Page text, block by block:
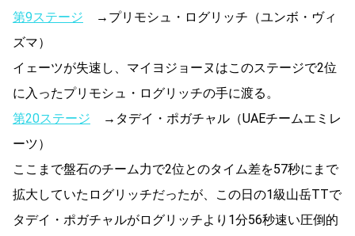
第9ステージ →プリモシュ・ログリッチ（ユンボ・ヴィ
ズマ）
イェーツが失速し、マイヨジョーヌはこのステージで2位
に入ったプリモシュ・ログリッチの手に渡る。
第20ステージ →タデイ・ポガチャル（UAEチームエミレ
ーツ）
ここまで盤石のチーム力で2位とのタイム差を57秒にまで
拡大していたログリッチだったが、この日の1級山岳TTで
タデイ・ポガチャルがログリッチより1分56秒速い圧倒的